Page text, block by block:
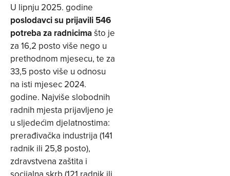
U lipnju 2025. godine
poslodavci su prijavili 546
potreba za radnicimašto je
za 16,2 posto više nego u
prethodnom mjesecu, te za
33,5 posto više u odnosu
na isti mjesec 2024.
godine. Najviše slobodnih
radnih mjesta prijavljeno je
u sljedećim djelatnostima:
prerađivačka industrija (141
radnik ili 25,8 posto),
zdravstvena zaštita i